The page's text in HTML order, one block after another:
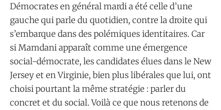
Démocrates en général mardi a été celle d’une
gauche qui parle du quotidien, contre la droite qui
s’embarque dans des polémiques identitaires. Car
si Mamdani apparaît comme une émergence
social-démocrate, les candidates élues dans le New
Jersey et en Virginie, bien plus libérales que lui, ont
choisi pourtant la même stratégie : parler du
concret et du social. Voilà ce que nous retenons de